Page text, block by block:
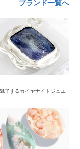
ブランド一覧へ
了するカイヤナイトジュエ